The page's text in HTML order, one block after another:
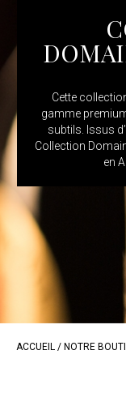
Cette
gamme
subtils. Issus
Collection
en
ACCUEIL / NOTRE